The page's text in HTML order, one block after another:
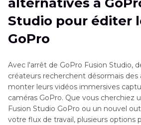
Studio pour éditer
GoPro
Avec l'arrêt de GoPro Fusion Studio,
créateurs recherchent désormais des
monter leurs vidéos immersives
caméras GoPro. Que vous cherchiez
Fusion Studio GoPro ou un nouvel
votre flux de travail, plusieurs options